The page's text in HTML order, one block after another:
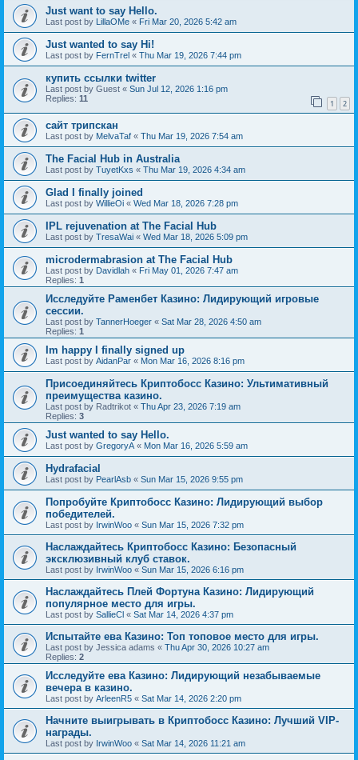
Just want to say Hello.
Last post by LillaOMe « Fri Mar 20, 2026 5:42 am
Just wanted to say Hi!
Last post by FernTrel « Thu Mar 19, 2026 7:44 pm
купить ссылки twitter
Last post by Guest « Sun Jul 12, 2026 1:16 pm
Replies: 11 1 2
сайт трипскан
Last post by MelvaTaf « Thu Mar 19, 2026 7:54 am
The Facial Hub in Australia
Last post by TuyetKxs « Thu Mar 19, 2026 4:34 am
Glad I finally joined
Last post by WillieOi « Wed Mar 18, 2026 7:28 pm
IPL rejuvenation at The Facial Hub
Last post by TresaWai « Wed Mar 18, 2026 5:09 pm
microdermabrasion at The Facial Hub
Last post by Davidlah « Fri May 01, 2026 7:47 am
Replies: 1
Исследуйте Раменбет Казино: Лидирующий игровые
сессии.
Last post by TannerHoeger « Sat Mar 28, 2026 4:50 am
Replies: 1
Im happy I finally signed up
Last post by AidanPar « Mon Mar 16, 2026 8:16 pm
Присоединяйтесь Криптобосс Казино: Ультимативный
преимущества казино.
Last post by Radtrikot « Thu Apr 23, 2026 7:19 am
Replies: 3
Just wanted to say Hello.
Last post by GregoryA « Mon Mar 16, 2026 5:59 am
Hydrafacial
Last post by PearlAsb « Sun Mar 15, 2026 9:55 pm
Попробуйте Криптобосс Казино: Лидирующий выбор
победителей.
Last post by IrwinWoo « Sun Mar 15, 2026 7:32 pm
Наслаждайтесь Криптобосс Казино: Безопасный
эксклюзивный клуб ставок.
Last post by IrwinWoo « Sun Mar 15, 2026 6:16 pm
Наслаждайтесь Плей Фортуна Казино: Лидирующий
популярное место для игры.
Last post by SallieCl « Sat Mar 14, 2026 4:37 pm
Испытайте ева Казино: Топ топовое место для игры.
Last post by Jessica adams « Thu Apr 30, 2026 10:27 am
Replies: 2
Исследуйте ева Казино: Лидирующий незабываемые
вечера в казино.
Last post by ArleenR5 « Sat Mar 14, 2026 2:20 pm
Начните выигрывать в Криптобосс Казино: Лучший VIP-
награды.
Last post by IrwinWoo « Sat Mar 14, 2026 11:21 am